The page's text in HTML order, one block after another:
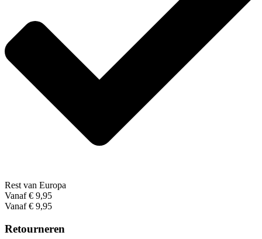
Rest van Europa
Vanaf € 9,95
Vanaf € 9,95
Retourneren